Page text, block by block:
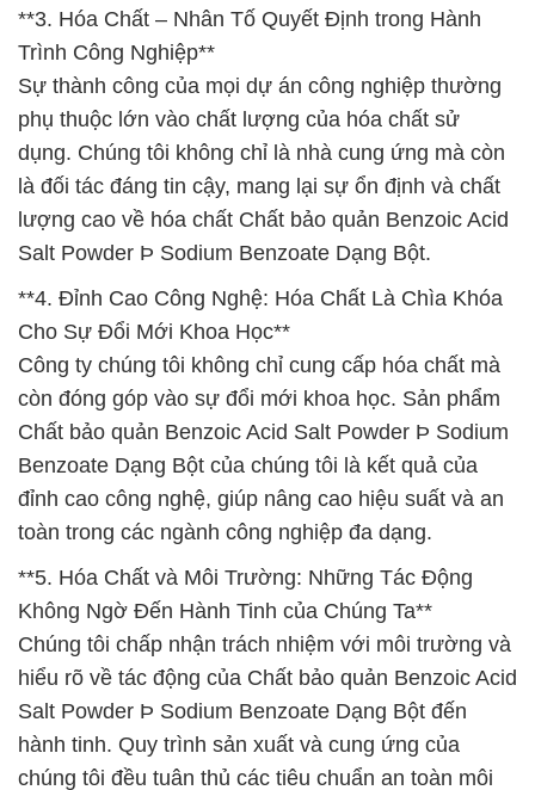
**3. Hóa Chất – Nhân Tố Quyết Định trong Hành
Trình Công Nghiệp**
Sự thành công của mọi dự án công nghiệp thường
phụ thuộc lớn vào chất lượng của hóa chất sử
dụng. Chúng tôi không chỉ là nhà cung ứng mà còn
là đối tác đáng tin cậy, mang lại sự ổn định và chất
lượng cao về hóa chất Chất bảo quản Benzoic Acid
Salt Powder Þ Sodium Benzoate Dạng Bột.
**4. Đỉnh Cao Công Nghệ: Hóa Chất Là Chìa Khóa
Cho Sự Đổi Mới Khoa Học**
Công ty chúng tôi không chỉ cung cấp hóa chất mà
còn đóng góp vào sự đổi mới khoa học. Sản phẩm
Chất bảo quản Benzoic Acid Salt Powder Þ Sodium
Benzoate Dạng Bột của chúng tôi là kết quả của
đỉnh cao công nghệ, giúp nâng cao hiệu suất và an
toàn trong các ngành công nghiệp đa dạng.
**5. Hóa Chất và Môi Trường: Những Tác Động
Không Ngờ Đến Hành Tinh của Chúng Ta**
Chúng tôi chấp nhận trách nhiệm với môi trường và
hiểu rõ về tác động của Chất bảo quản Benzoic Acid
Salt Powder Þ Sodium Benzoate Dạng Bột đến
hành tinh. Quy trình sản xuất và cung ứng của
chúng tôi đều tuân thủ các tiêu chuẩn an toàn môi